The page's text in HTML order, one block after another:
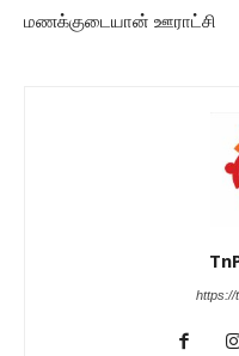
மணக்குடையான் ஊராட்சி
https://